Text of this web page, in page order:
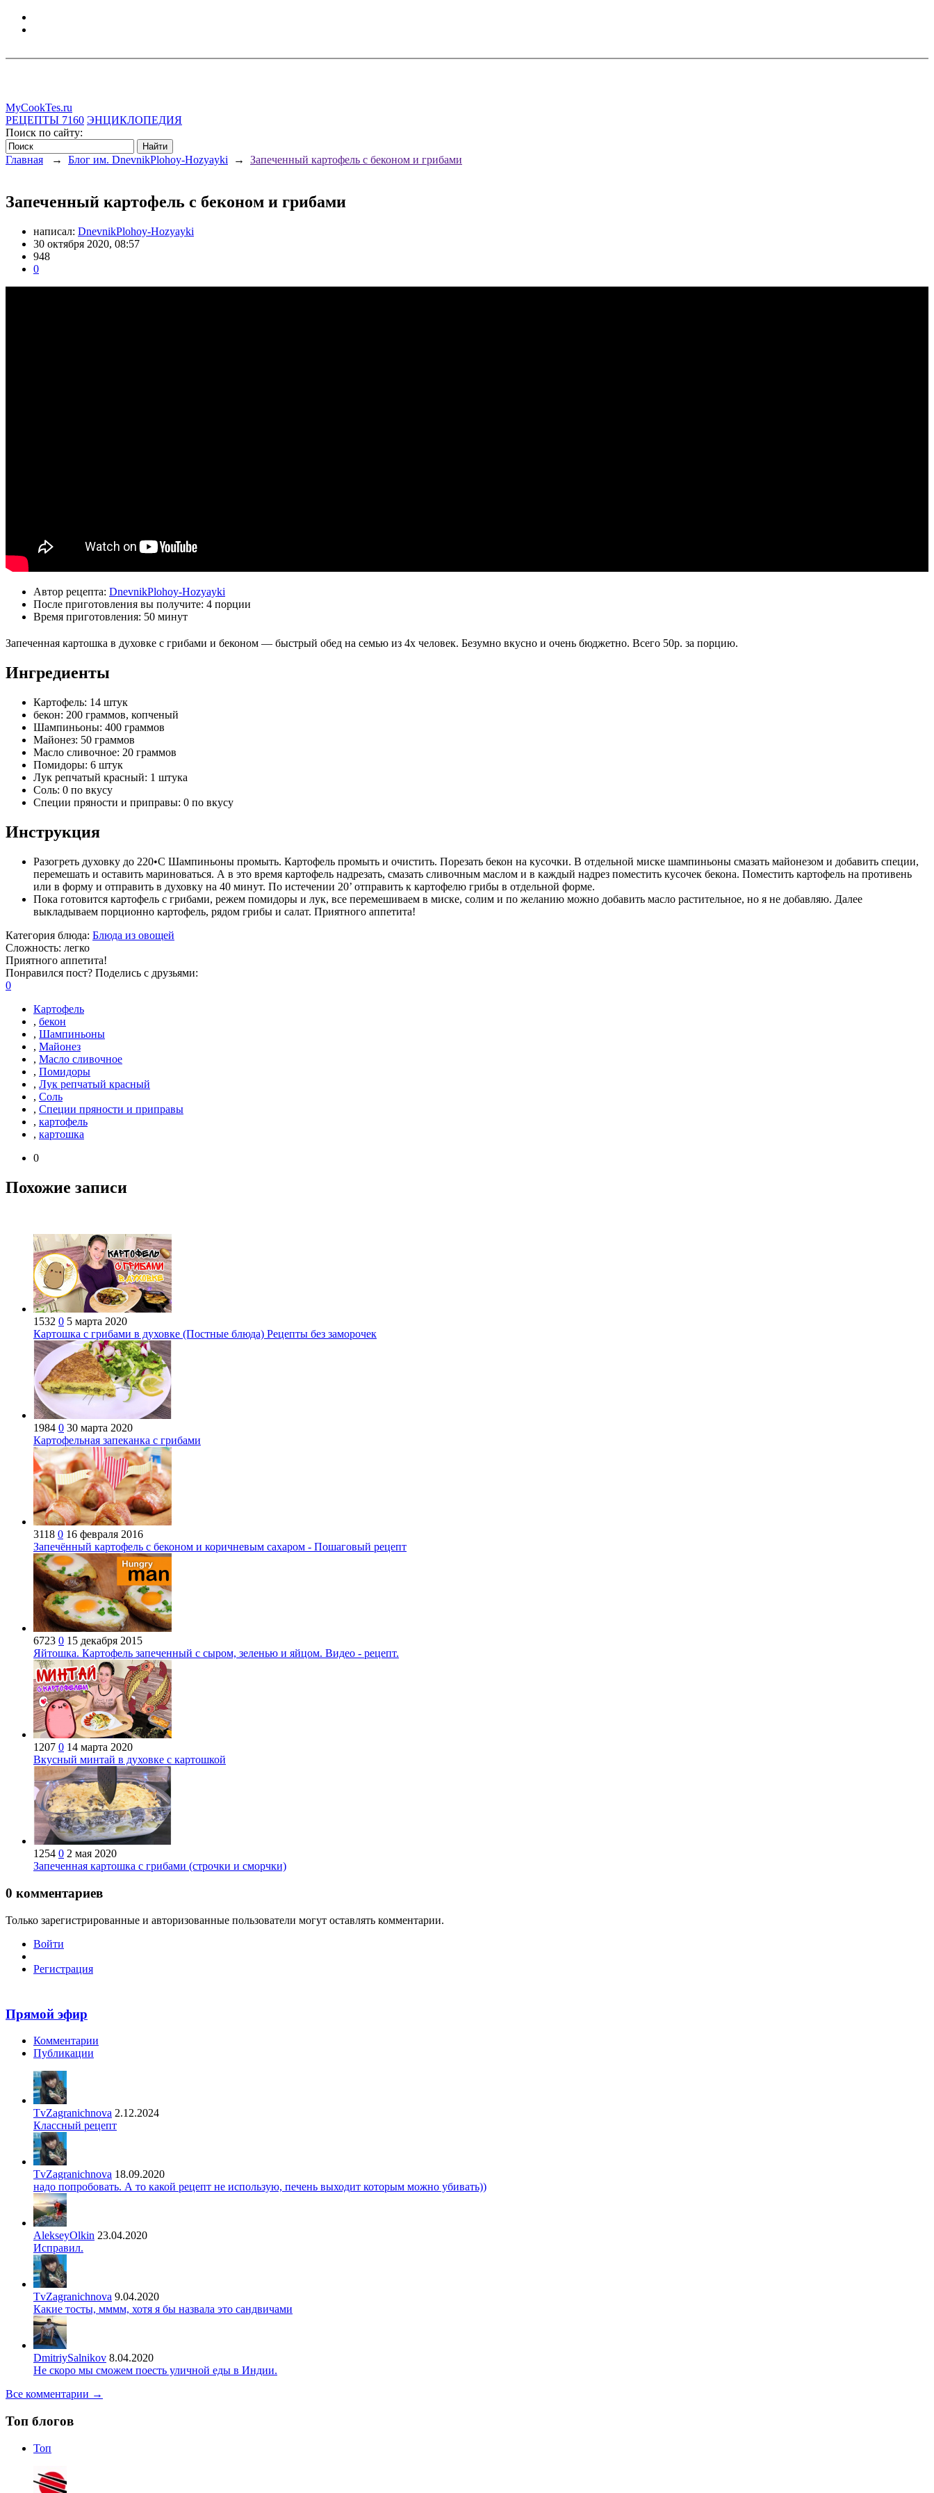
MyCookTes.ru
РЕЦЕПТЫ 7160 ЭНЦИКЛОПЕДИЯ
Поиск по сайту:
Главная → Блог им. DnevnikPlohoy-Hozyayki → Запеченный картофель с беконом и грибами
Запеченный картофель с беконом и грибами
написал: DnevnikPlohoy-Hozyayki
30 октября 2020, 08:57
948
0
Автор рецепта: DnevnikPlohoy-Hozyayki
После приготовления вы получите: 4 порции
Время приготовления: 50 минут
Запеченная картошка в духовке с грибами и беконом — быстрый обед на семью из 4х человек. Безумно вкусно и очень бюджетно. Всего 50р. за порцию.
Ингредиенты
Картофель: 14 штук
бекон: 200 граммов, копченый
Шампиньоны: 400 граммов
Майонез: 50 граммов
Масло сливочное: 20 граммов
Помидоры: 6 штук
Лук репчатый красный: 1 штука
Соль: 0 по вкусу
Специи пряности и приправы: 0 по вкусу
Инструкция
Разогреть духовку до 220•С Шампиньоны промыть. Картофель промыть и очистить. Порезать бекон на кусочки. В отдельной миске шампиньоны смазать майонезом и добавить специи,
перемешать и оставить мариноваться. А в это время картофель надрезать, смазать сливочным маслом и в каждый надрез поместить кусочек бекона. Поместить картофель на противень
или в форму и отправить в духовку на 40 минут. По истечении 20’ отправить к картофелю грибы в отдельной форме.
Пока готовится картофель с грибами, режем помидоры и лук, все перемешиваем в миске, солим и по желанию можно добавить масло растительное, но я не добавляю. Далее
выкладываем порционно картофель, рядом грибы и салат. Приятного аппетита!
Категория блюда: Блюда из овощей
Сложность: легко
Приятного аппетита!
Понравился пост? Поделись с друзьями:
0
Картофель
, бекон
, Шампиньоны
, Майонез
, Масло сливочное
, Помидоры
, Лук репчатый красный
, Соль
, Специи пряности и приправы
, картофель
, картошка
0
Похожие записи
1532 0 5 марта 2020
Картошка с грибами в духовке (Постные блюда) Рецепты без заморочек
1984 0 30 марта 2020
Картофельная запеканка с грибами
3118 0 16 февраля 2016
Запечённый картофель с беконом и коричневым сахаром - Пошаговый рецепт
6723 0 15 декабря 2015
Яйтошка. Картофель запеченный с сыром, зеленью и яйцом. Видео - рецепт.
1207 0 14 марта 2020
Вкусный минтай в духовке с картошкой
1254 0 2 мая 2020
Запеченная картошка с грибами (строчки и сморчки)
0 комментариев
Только зарегистрированные и авторизованные пользователи могут оставлять комментарии.
Войти
Регистрация
Прямой эфир
Комментарии
Публикации
TvZagranichnova 2.12.2024
Классный рецепт
TvZagranichnova 18.09.2020
надо попробовать. А то какой рецепт не использую, печень выходит которым можно убивать))
AlekseyOlkin 23.04.2020
Исправил.
TvZagranichnova 9.04.2020
Какие тосты, мммм, хотя я бы назвала это сандвичами
DmitriySalnikov 8.04.2020
Не скоро мы сможем поесть уличной еды в Индии.
Все комментарии →
Топ блогов
Топ